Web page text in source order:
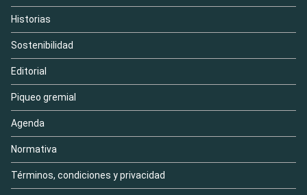
Historias
Sostenibilidad
Editorial
Piqueo gremial
Agenda
Normativa
Términos, condiciones y privacidad